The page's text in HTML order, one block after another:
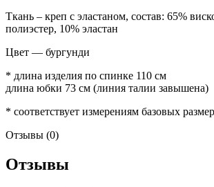
Ткань – креп с эластаном, состав: 65%
полиэстер, 10% эластан
Цвет — бургунди
* длина изделия по спинке 110 см
длина юбки 73 см (линия талии завышена)
* соответствует измерениям базовых
Отзывы (0)
Отзывы